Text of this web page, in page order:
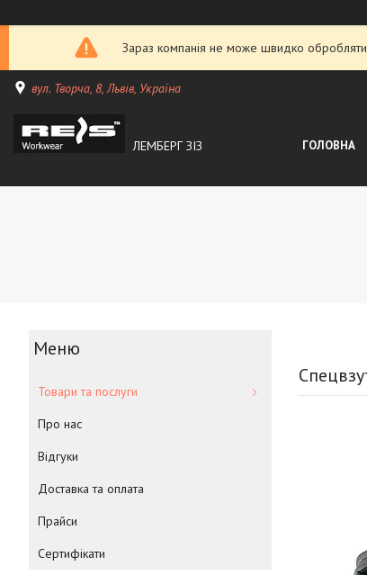
Зараз компанія не може швидко обробляти
вул. Творча, 8, Львів, Україна
ЛЕМБЕРГ ЗІЗ ГОЛОВНА
Товари та послуги
Про нас
Відгуки
Доставка та оплата
Прайси
Сертифікати